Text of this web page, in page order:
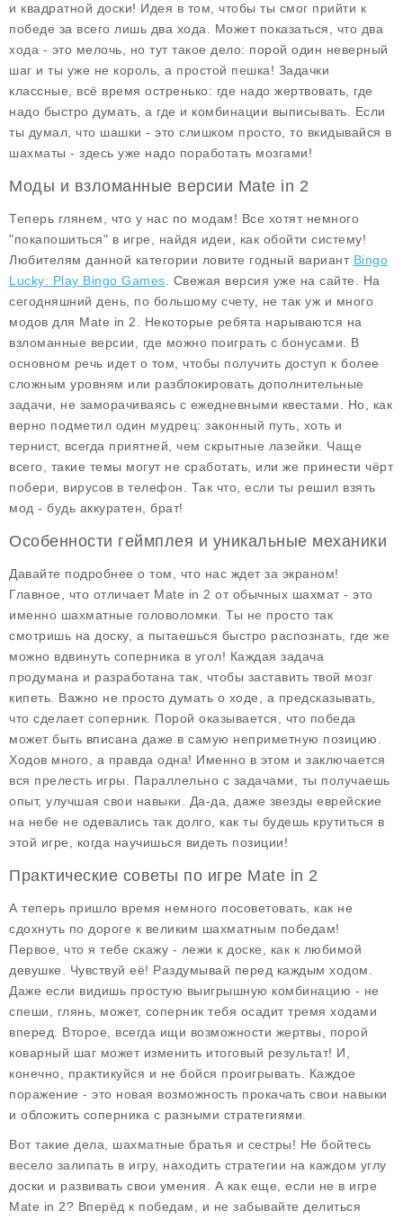
и квадратной доски! Идея в том, чтобы ты смог прийти к
победе за всего лишь два хода. Может показаться, что два
хода - это мелочь, но тут такое дело: порой один неверный
шаг и ты уже не король, а простой пешка! Задачки
классные, всё время остренько: где надо жертвовать, где
надо быстро думать, а где и комбинации выписывать. Если
ты думал, что шашки - это слишком просто, то вкидывайся в
шахматы - здесь уже надо поработать мозгами!
Моды и взломанные версии Mate in 2
Теперь глянем, что у нас по модам! Все хотят немного
"покапошиться" в игре, найдя идеи, как обойти систему!
Любителям данной категории ловите годный вариант Bingo
Lucky: Play Bingo Games . Свежая версия уже на сайте. На
сегодняшний день, по большому счету, не так уж и много
модов для Mate in 2 . Некоторые ребята нарываются на
взломанные версии, где можно поиграть с бонусами. В
основном речь идет о том, чтобы получить доступ к более
сложным уровням или разблокировать дополнительные
задачи, не заморачиваясь с ежедневными квестами. Но, как
верно подметил один мудрец: законный путь, хоть и
тернист, всегда приятней, чем скрытные лазейки. Чаще
всего, такие темы могут не сработать, или же принести чёрт
побери, вирусов в телефон. Так что, если ты решил взять
мод - будь аккуратен, брат!
Особенности геймплея и уникальные механики
Давайте подробнее о том, что нас ждет за экраном!
Главное, что отличает Mate in 2 от обычных шахмат - это
именно шахматные головоломки . Ты не просто так
смотришь на доску, а пытаешься быстро распознать, где же
можно вдвинуть соперника в угол! Каждая задача
продумана и разработана так, чтобы заставить твой мозг
кипеть. Важно не просто думать о ходе, а предсказывать,
что сделает соперник. Порой оказывается, что победа
может быть вписана даже в самую неприметную позицию.
Ходов много, а правда одна! Именно в этом и заключается
вся прелесть игры. Параллельно с задачами, ты получаешь
опыт, улучшая свои навыки. Да-да, даже звезды еврейские
на небе не одевались так долго, как ты будешь крутиться в
этой игре, когда научишься видеть позиции!
Практические советы по игре Mate in 2
А теперь пришло время немного посоветовать, как не
сдохнуть по дороге к великим шахматным победам!
Первое, что я тебе скажу - лежи к доске, как к любимой
девушке. Чувствуй её! Раздумывай перед каждым ходом.
Даже если видишь простую выигрышную комбинацию - не
спеши, глянь, может, соперник тебя осадит тремя ходами
вперед. Второе, всегда ищи возможности жертвы, порой
коварный шаг может изменить итоговый результат! И,
конечно, практикуйся и не бойся проигрывать. Каждое
поражение - это новая возможность прокачать свои навыки
и обложить соперника с разными стратегиями.
Вот такие дела, шахматные братья и сестры! Не бойтесь
весело залипать в игру, находить стратегии на каждом углу
доски и развивать свои умения. А как еще, если не в игре
Mate in 2? Вперёд к победам, и не забывайте делиться